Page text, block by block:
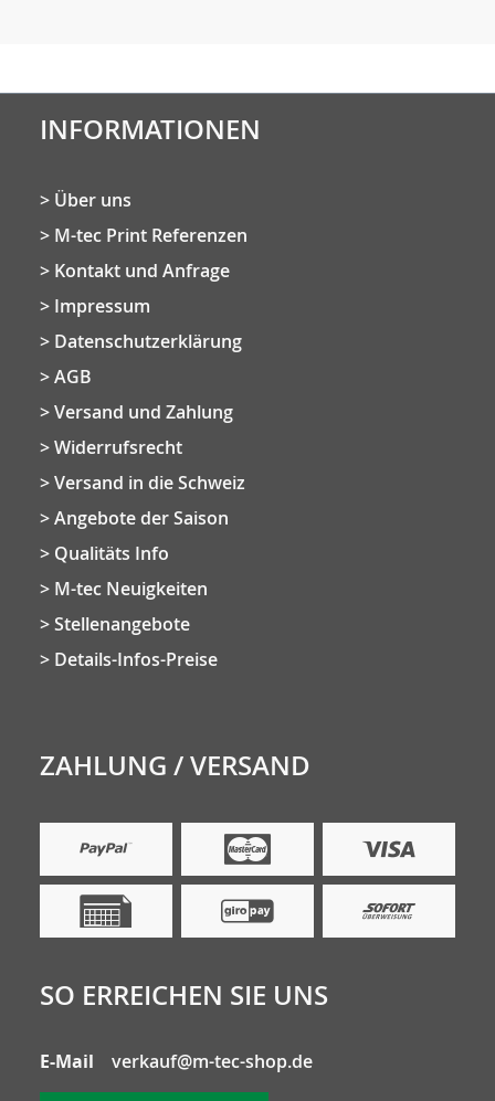
INFORMATIONEN
Über uns
M-tec Print Referenzen
Kontakt und Anfrage
Impressum
Datenschutzerklärung
AGB
Versand und Zahlung
Widerrufsrecht
Versand in die Schweiz
Angebote der Saison
Qualitäts Info
M-tec Neuigkeiten
Stellenangebote
Details-Infos-Preise
ZAHLUNG / VERSAND
SO ERREICHEN SIE UNS
E-Mail verkauf@m-tec-shop.de